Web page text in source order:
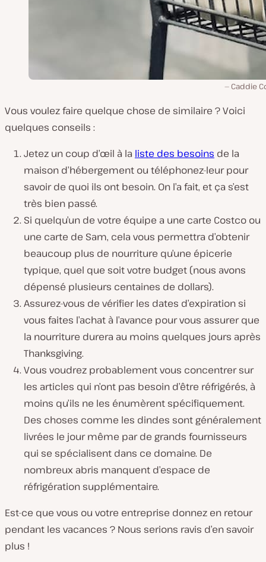
Caddie
Vous voulez faire quelque chose de similaire ? Voici
quelques conseils :
Jetez un coup d’œil à la liste des besoins de la
maison d’hébergement ou téléphonez-leur pour
savoir de quoi ils ont besoin. On l’a fait, et ça s’est
très bien passé.
Si quelqu’un de votre équipe a une carte Costco ou
une carte de Sam, cela vous permettra d’obtenir
beaucoup plus de nourriture qu’une épicerie
typique, quel que soit votre budget (nous avons
dépensé plusieurs centaines de dollars).
Assurez-vous de vérifier les dates d’expiration si
vous faites l’achat à l’avance pour vous assurer que
la nourriture durera au moins quelques jours après
Thanksgiving.
Vous voudrez probablement vous concentrer sur
les articles qui n’ont pas besoin d’être réfrigérés, à
moins qu’ils ne les énumèrent spécifiquement.
Des choses comme les dindes sont généralement
livrées le jour même par de grands fournisseurs
qui se spécialisent dans ce domaine. De
nombreux abris manquent d’espace de
réfrigération supplémentaire.
Est-ce que vous ou votre entreprise donnez en retour
pendant les vacances ? Nous serions ravis d’en savoir
plus !